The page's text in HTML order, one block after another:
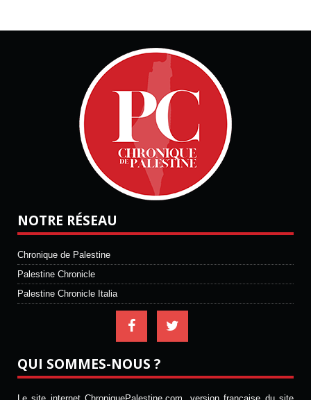
NOTRE RÉSEAU
Chronique de Palestine
Palestine Chronicle
Palestine Chronicle Italia
QUI SOMMES-NOUS ?